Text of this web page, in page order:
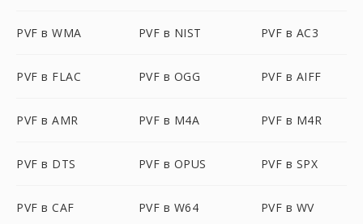
PVF в WMA PVF в NIST PVF в AC3
PVF в FLAC PVF в OGG PVF в AIFF
PVF в AMR PVF в M4A PVF в M4R
PVF в DTS PVF в OPUS PVF в SPX
PVF в CAF PVF в W64 PVF в WV